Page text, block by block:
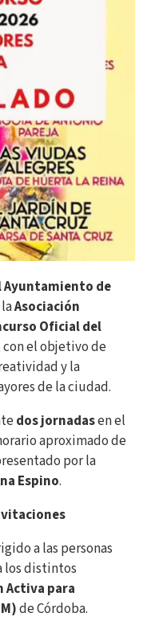
Ayuntamiento de
laAsociación
Oficial del
con el objetivo de
y la
de la ciudad.
dos jornadasen el
aproximado de
por la
Espino.
a las personas
los distintos
Activa para
de Córdoba.